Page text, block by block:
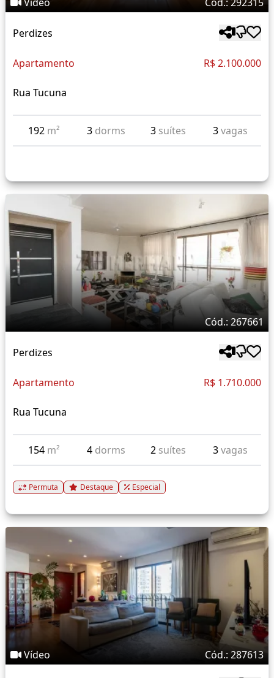
Perdizes
Apartamento R$ 2.100.000
Rua Tucuna
192 m² 3 dorms 3 suítes 3vagas
Cód.: 267661
Perdizes
Apartamento R$ 1.710.000
Rua Tucuna
154 m² 4 dorms 2 suítes 3vagas
Permuta Destaque Especial
Vídeo Cód.: 287613